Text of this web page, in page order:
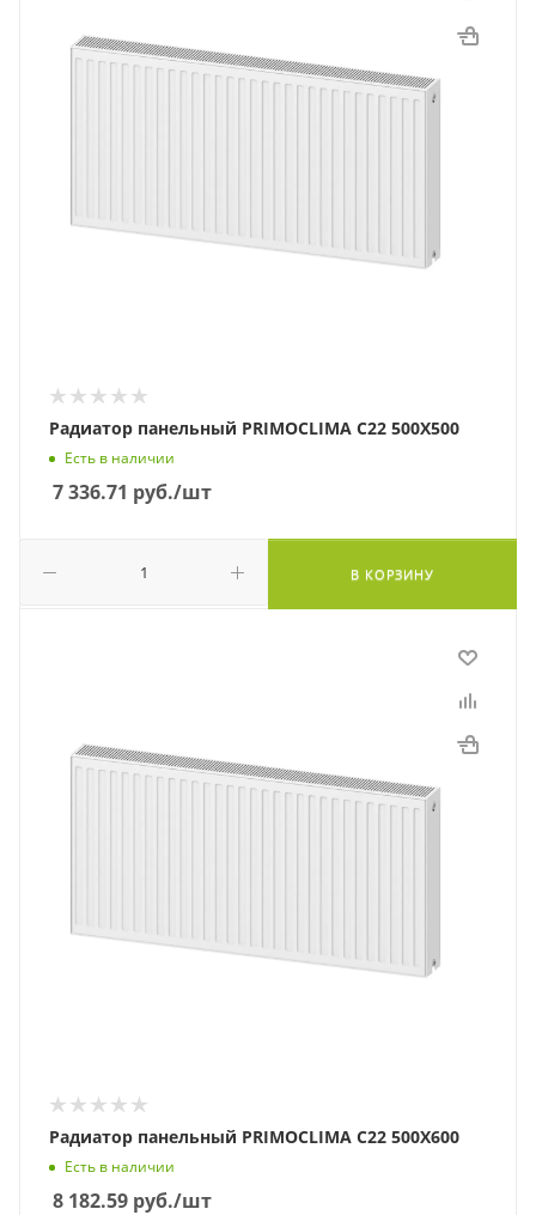
Радиатор панельный PRIMOCLIMA C22 500X500
Есть в наличии
7 336.71 руб./шт
В КОРЗИНУ
Радиатор панельный PRIMOCLIMA C22 500X600
Есть в наличии
8 182.59 руб./шт